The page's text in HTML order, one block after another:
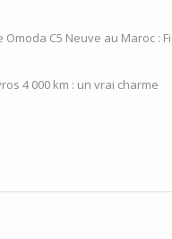
Omoda C5 Neuve au Maroc :
4 000 km : un vrai charme